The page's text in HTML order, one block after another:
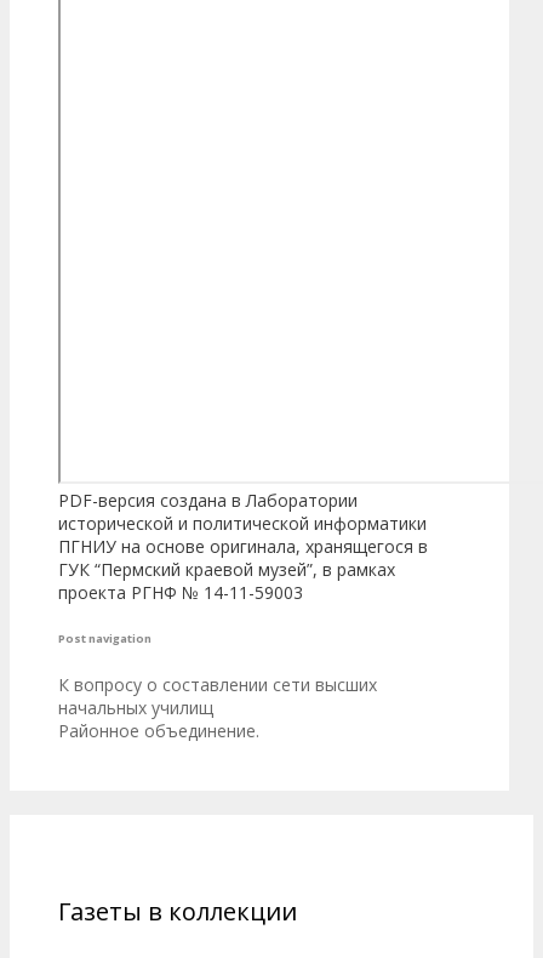
PDF-версия создана в Лаборатории
исторической и политической информатики
ПГНИУ на основе оригинала, хранящегося в
ГУК “Пермский краевой музей”, в рамках
проекта РГНФ № 14-11-59003
Post navigation
К вопросу о составлении сети высших
начальных училищ
Районное объединение.
Газеты в коллекции